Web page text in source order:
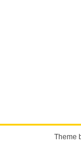
Theme